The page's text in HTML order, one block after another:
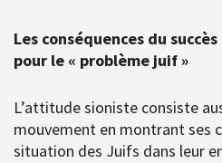
Les conséquences du
pour le « problème juif »
L’attitude sioniste consiste
mouvement en montrant ses
situation des Juifs dans leur